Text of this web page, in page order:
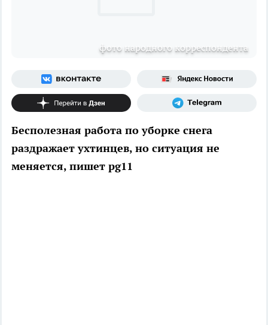
фото народного корреспондента
Бесполезная работа по уборке снега
раздражает ухтинцев, но ситуация не
меняется, пишет pg11